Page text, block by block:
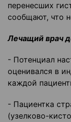
перенесших
сообщают, что
Лечащий врач
- Потенциал
оценивался в
каждой
- Пациентка
(узелково-